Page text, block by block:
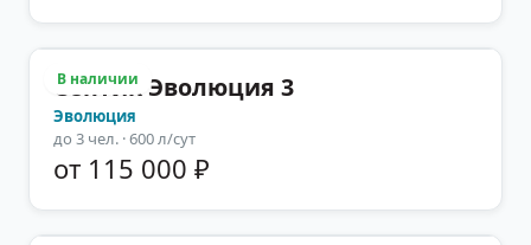
В наличии
Септик Эволюция 3
Эволюция
до 3 чел. · 600 л/сут
от 115 000 ₽